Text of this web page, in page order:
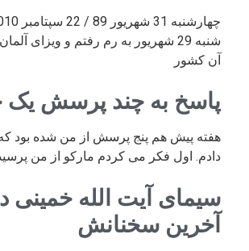
شنبه 29 شهریور به رم رفتم و ویزای
آن کشور
پاسخ به چند پرسش یک
هفته پیش هم پنج پرسش از من شده بود که
دادم. اول فکر می کردم مارکو از من
سیمای آیت الله خمینی
آخرین سخنانش